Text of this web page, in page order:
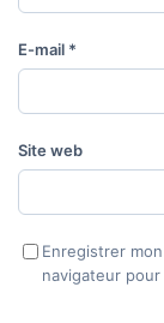
E-mail *
Site web
Enregistrer
navigateur